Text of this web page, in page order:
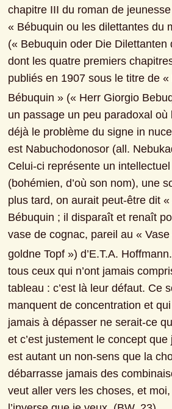
chapitre III du roman de
« Bébuquin ou les dilettantes du
(« Bebuquin oder Die Dilettanten
dont les quatre premiers
publiés en 1907 sous le titre de «
Bébuquin » (« Herr Giorgio
un passage un peu paradoxal où
déjà le problème du signe in
est Nabuchodonosor (all.
Celui-ci représente un
(bohémien, d’où son nom), une
plus tard, on aurait peut-être dit «
Bébuquin ; il disparaît et renaît
vase de cognac, pareil au « Vase
goldne Topf ») d’E.T.A.
tous ceux qui n’ont jamais
tableau : c’est là leur défaut. Ce
manquent de concentration et
jamais à dépasser ne serait-ce
et c’est justement le concept
est autant un non-sens que la
débarrasse jamais des
veut aller vers les choses, et moi,